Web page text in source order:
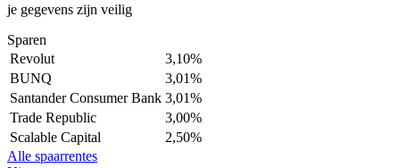
je gegevens zijn veilig
Sparen
Revolut
3,10%
BUNQ
3,01%
Santander Consumer Bank 3,01%
Trade Republic
3,00%
Scalable Capital
2,50%
Alle spaarrentes